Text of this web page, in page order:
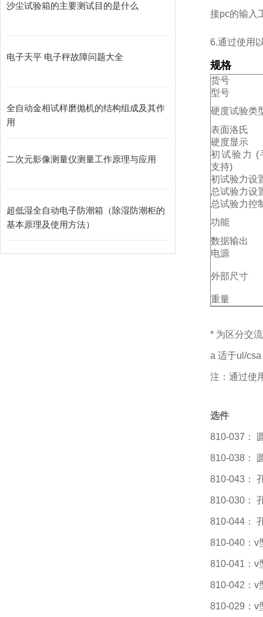
沙尘试验箱的主要测试目的是什么
电子天平 电子秤故障问题大全
全自动金相试样磨抛机的结构组成及其作
用
二次元影像测量仪测量工作原理与应用
超低湿全自动电子防潮箱（除湿防潮柜的
基本原理及使用方法）
接pc的输入
6.通过使用
规格
货号
型号
硬度试验类
表面洛氏
硬度显示
初试验力 (
支持)
初试验力设
总试验力设
总试验力控
功能
数据输出
电源
外部尺寸
重量
* 为区分交
a 适于ul/
注：通过使
选件
810-037：
810-038：
810-043：
810-030：
810-044：
810-040：v
810-041：v
810-042：v
810-029：v